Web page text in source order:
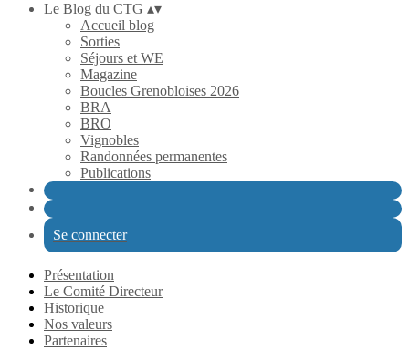
Le Blog du CTG ▴▾
Accueil blog
Sorties
Séjours et WE
Magazine
Boucles Grenobloises 2026
BRA
BRO
Vignobles
Randonnées permanentes
Publications
Se connecter
Présentation
Le Comité Directeur
Historique
Nos valeurs
Partenaires